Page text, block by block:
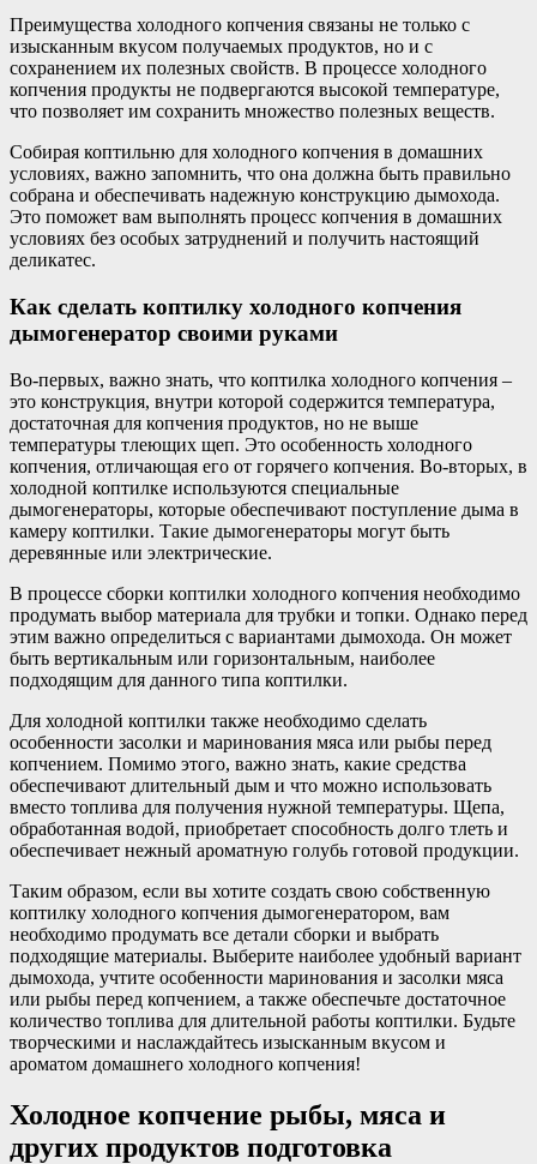
Преимущества холодного копчения связаны не только с
изысканным вкусом получаемых продуктов, но и с
сохранением их полезных свойств. В процессе холодного
копчения продукты не подвергаются высокой температуре,
что позволяет им сохранить множество полезных веществ.
Собирая коптильню для холодного копчения в домашних
условиях, важно запомнить, что она должна быть правильно
собрана и обеспечивать надежную конструкцию дымохода.
Это поможет вам выполнять процесс копчения в домашних
условиях без особых затруднений и получить настоящий
деликатес.
Как сделать коптилку холодного копчения
дымогенератор своими руками
Во-первых, важно знать, что коптилка холодного копчения –
это конструкция, внутри которой содержится температура,
достаточная для копчения продуктов, но не выше
температуры тлеющих щеп. Это особенность холодного
копчения, отличающая его от горячего копчения. Во-вторых, в
холодной коптилке используются специальные
дымогенераторы, которые обеспечивают поступление дыма в
камеру коптилки. Такие дымогенераторы могут быть
деревянные или электрические.
В процессе сборки коптилки холодного копчения необходимо
продумать выбор материала для трубки и топки. Однако перед
этим важно определиться с вариантами дымохода. Он может
быть вертикальным или горизонтальным, наиболее
подходящим для данного типа коптилки.
Для холодной коптилки также необходимо сделать
особенности засолки и маринования мяса или рыбы перед
копчением. Помимо этого, важно знать, какие средства
обеспечивают длительный дым и что можно использовать
вместо топлива для получения нужной температуры. Щепа,
обработанная водой, приобретает способность долго тлеть и
обеспечивает нежный ароматную голубь готовой продукции.
Таким образом, если вы хотите создать свою собственную
коптилку холодного копчения дымогенератором, вам
необходимо продумать все детали сборки и выбрать
подходящие материалы. Выберите наиболее удобный вариант
дымохода, учтите особенности маринования и засолки мяса
или рыбы перед копчением, а также обеспечьте достаточное
количество топлива для длительной работы коптилки. Будьте
творческими и наслаждайтесь изысканным вкусом и
ароматом домашнего холодного копчения!
Холодное копчение рыбы, мяса и
других продуктов подготовка